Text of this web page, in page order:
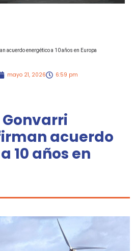
acuerdo energético a 10 años en Europa
mayo 21, 2026 6:59 pm
acuerdo
10 años en